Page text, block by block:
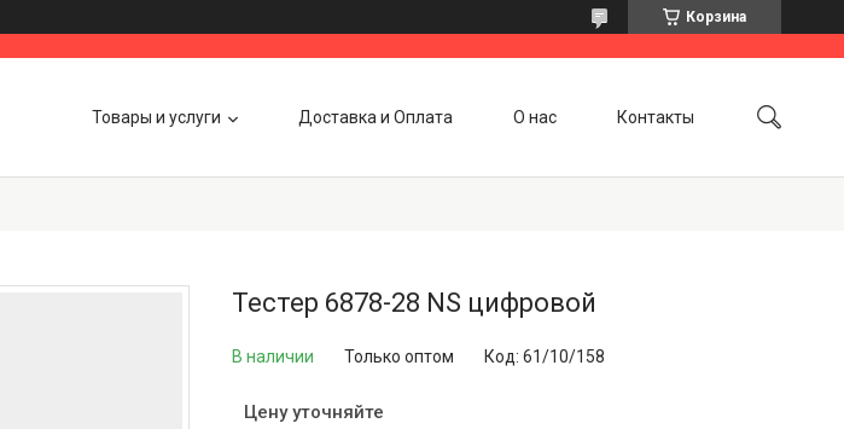
Корзина
Товары и услуги Доставка и Оплата О нас Контакты
Тестер 6878-28 NS цифровой
В наличии Только оптом Код: 61/10/158
Цену уточняйте